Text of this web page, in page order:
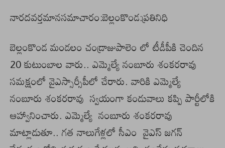
నారదవర్తమానసమాచారం:బెల్లంకొండ:ప్రతినిధి
బెల్లంకొండ మండలం చండ్రాజుపాలెం లో టీడీపీకి చెందిన
20 కుటుంబాల వారు.. ఎమ్మెల్యే నంబూరు శంకరరావు
సమక్షంలో వైఎస్సార్సీపీలో చేరారు. వారికి ఎమ్మెల్యే
నంబూరు శంకరరావు స్వయంగా కండువాలు కప్పి పార్టీలోకి
ఆహ్వానించారు. ఎమ్మెల్యే నంబూరు శంకరరావు
మాట్లాడుతూ.. గత నాలుగేళ్లలో సీఎం వైఎస్ జగన్